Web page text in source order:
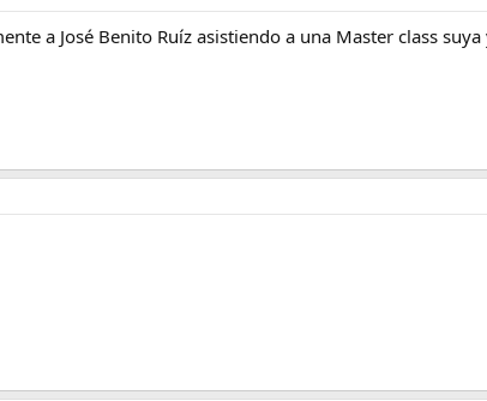
a José Benito Ruíz asistiendo a una Master class